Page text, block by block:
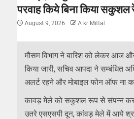
परवाह किये बिना किया सकुशल
August 9, 2026 A kr Mittal
मौसम विभाग ने बारिश को लेकर आज
किया जारी, सचिव आपदा ने सम्बंधित
अलर्ट रहने और मोबाइल फोन ऑफ ना
कावड़ मेले को सकुशल रूप से संपन्न
उतरे एसएसपी दून, कांवड़ मेले में आये